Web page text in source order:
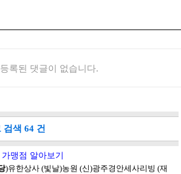
등록된 댓글이 없습니다.